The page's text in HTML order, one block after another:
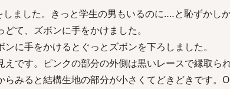
ました。きっと学生の男もいるのに‥‥と恥ずかし
て、ズボンに手をかけました。
に手をかけるとぐっとズボンを下ろしました。
です。ピンクの部分の外側は黒いレースで縁取ら
らみると結構生地の部分が小さくてどきどきです。